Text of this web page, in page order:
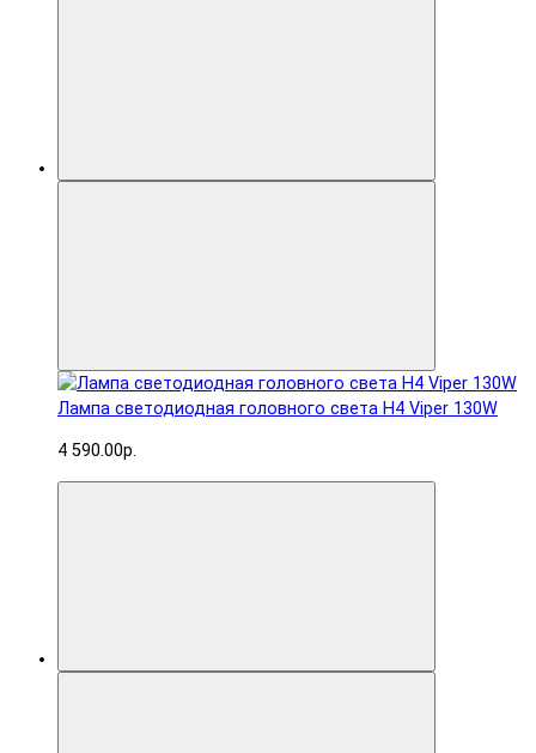
Лампа светодиодная головного света H4 Viper 130W
4 590.00р.